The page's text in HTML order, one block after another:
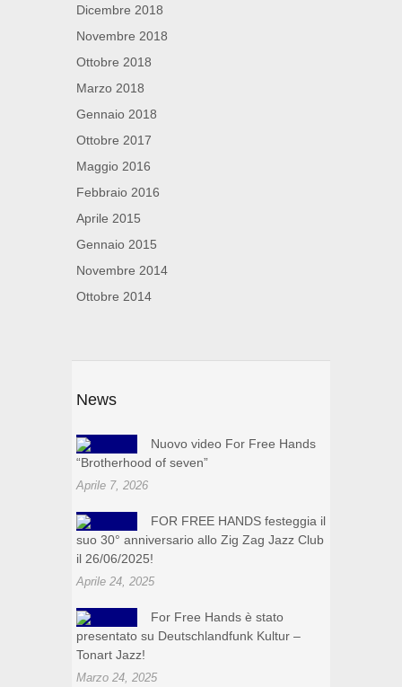
Dicembre 2018
Novembre 2018
Ottobre 2018
Marzo 2018
Gennaio 2018
Ottobre 2017
Maggio 2016
Febbraio 2016
Aprile 2015
Gennaio 2015
Novembre 2014
Ottobre 2014
News
Nuovo video For Free Hands
“Brotherhood of seven”
Aprile 7, 2026
FOR FREE HANDS festeggia il
suo 30° anniversario allo Zig Zag Jazz Club
il 26/06/2025!
Aprile 24, 2025
For Free Hands è stato
presentato su Deutschlandfunk Kultur –
Tonart Jazz!
Marzo 24, 2025